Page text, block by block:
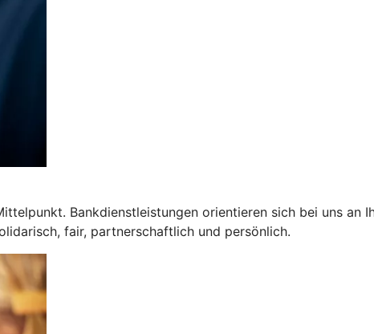
Bankdienstleistungen orientieren sich bei uns an
fair, partnerschaftlich und persönlich.